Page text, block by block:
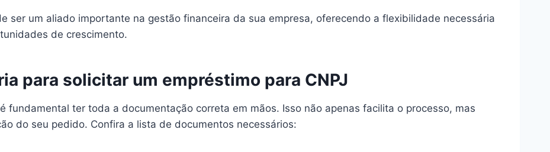
ser um aliado importante na gestão financeira da sua empresa, oferecendo a flexibilidade necessária
de crescimento.
para solicitar um empréstimo para CNPJ
fundamental ter toda a documentação correta em mãos. Isso não apenas facilita o processo, mas
do seu pedido. Confira a lista de documentos necessários: